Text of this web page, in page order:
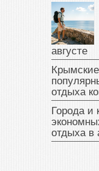
августе
отдыха
Города и
отдыха в